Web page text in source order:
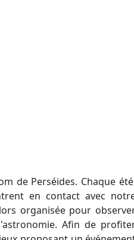
en contact avec
organisée pour
Afin de